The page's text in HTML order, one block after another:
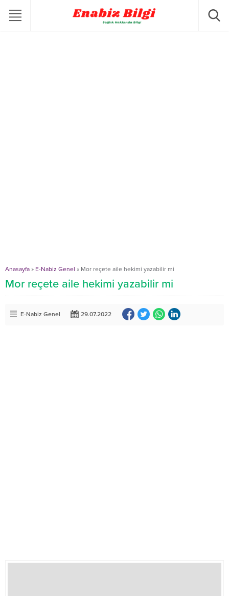
Anasayfa » E-Nabiz Genel » Mor reçete aile hekimi yazabilir mi
Mor reçete aile hekimi yazabilir mi
E-Nabiz Genel 29.07.2022